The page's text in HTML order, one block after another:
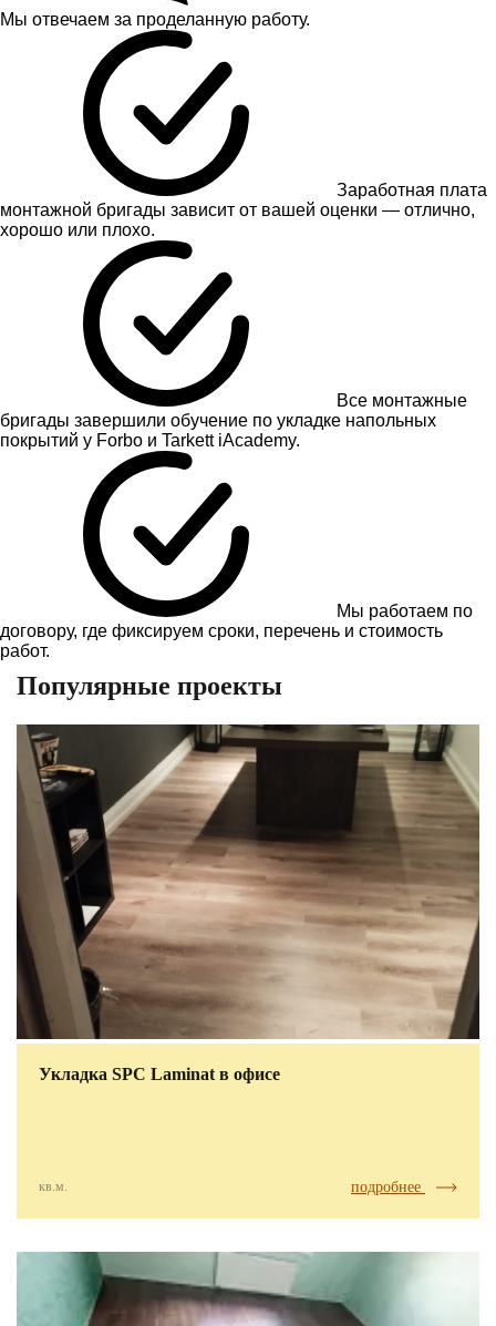
Мы отвечаем за проделанную работу.
Заработная плата
монтажной бригады зависит от вашей оценки — отлично,
хорошо или плохо.
Все монтажные
бригады завершили обучение по укладке напольных
покрытий у Forbo и Tarkett iAcademy.
Мы работаем по
договору, где фиксируем сроки, перечень и стоимость
работ.
Популярные проекты
Укладка SPC Laminat в офисе
кв.м. подробнее